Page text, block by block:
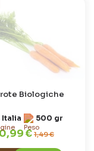
Biologiche
Italia 500 gr
€1,49 €